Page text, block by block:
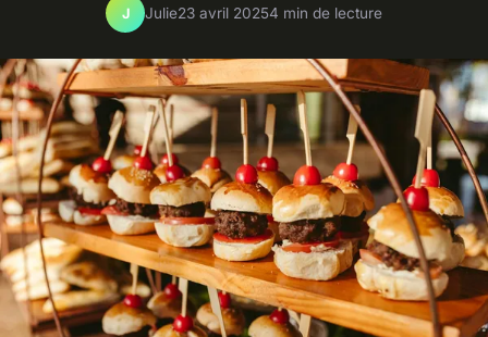
J Julie23 avril 20254 min de lecture